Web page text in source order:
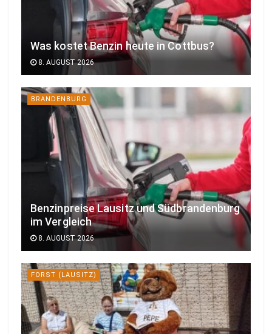
Was kostet Benzin heute in Cottbus?
8. AUGUST 2026
BRANDENBURG
Benzinpreise Lausitz und Südbrandenburg
im Vergleich
8. AUGUST 2026
FORST (LAUSITZ)